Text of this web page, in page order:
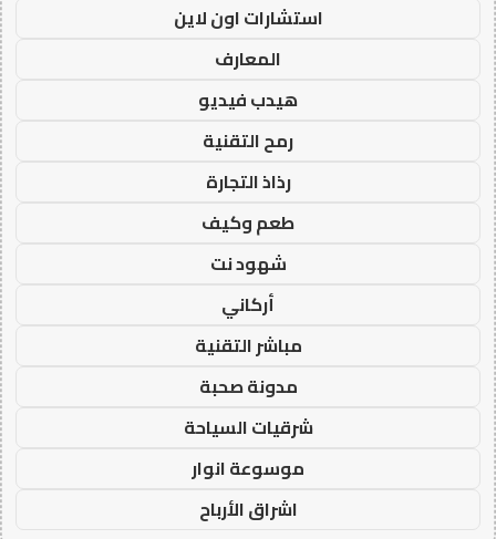
استشارات اون لاين
المعارف
هيدب فيديو
رمح التقنية
رذاذ التجارة
طعم وكيف
شهود نت
أركاني
مباشر التقنية
مدونة صحبة
شرقيات السياحة
موسوعة انوار
اشراق الأرباح